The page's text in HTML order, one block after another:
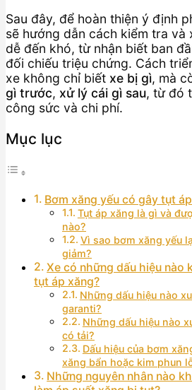
Sau đây, để hoàn thiện ý định
sẽ hướng dẫn cách kiểm tra
dễ đến khó, từ nhận biết ban
đối chiếu triệu chứng. Cách
xe không chỉ biết xe bị gì, mà
gì trước, xử lý cái gì sau, từ đó
công sức và chi phí.
Mục lục
Bơm xăng yếu có gây tụt
Tụt áp xăng là gì và
nào?
Vì sao bơm xăng yếu
giảm?
Xe có những dấu hiệu nào
tụt áp xăng?
Những dấu hiệu nào
garanti?
Những dấu hiệu nào
có tải?
Dấu hiệu của bơm
xăng bẩn hoặc kim phun
Những nguyên nhân nào